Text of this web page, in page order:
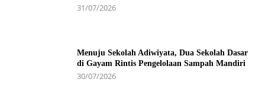
31/07/2026
Menuju Sekolah Adiwiyata, Dua Sekolah Dasar
di Gayam Rintis Pengelolaan Sampah Mandiri
30/07/2026